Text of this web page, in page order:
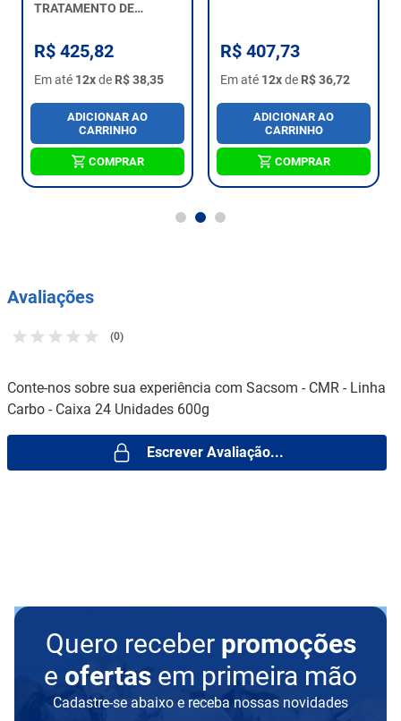
TRATAMENTO DE
R$ 425,82
Em até 12xde R$ 38,35
ADICIONAR AO
CARRINHO
COMPRAR
HEPÁTICA.
R$ 407,73
Em até 12xde R$ 36,72
ADICIONAR AO
CARRINHO
COMPRAR
Avaliações
(0)
Conte-nos sobre sua experiência com Sacsom - CMR - Linha
Carbo - Caixa 24 Unidades 600g
Escrever Avaliação...
Quero receber promoções
e ofertas em primeira mão
Cadastre-se abaixo e receba nossas novidades